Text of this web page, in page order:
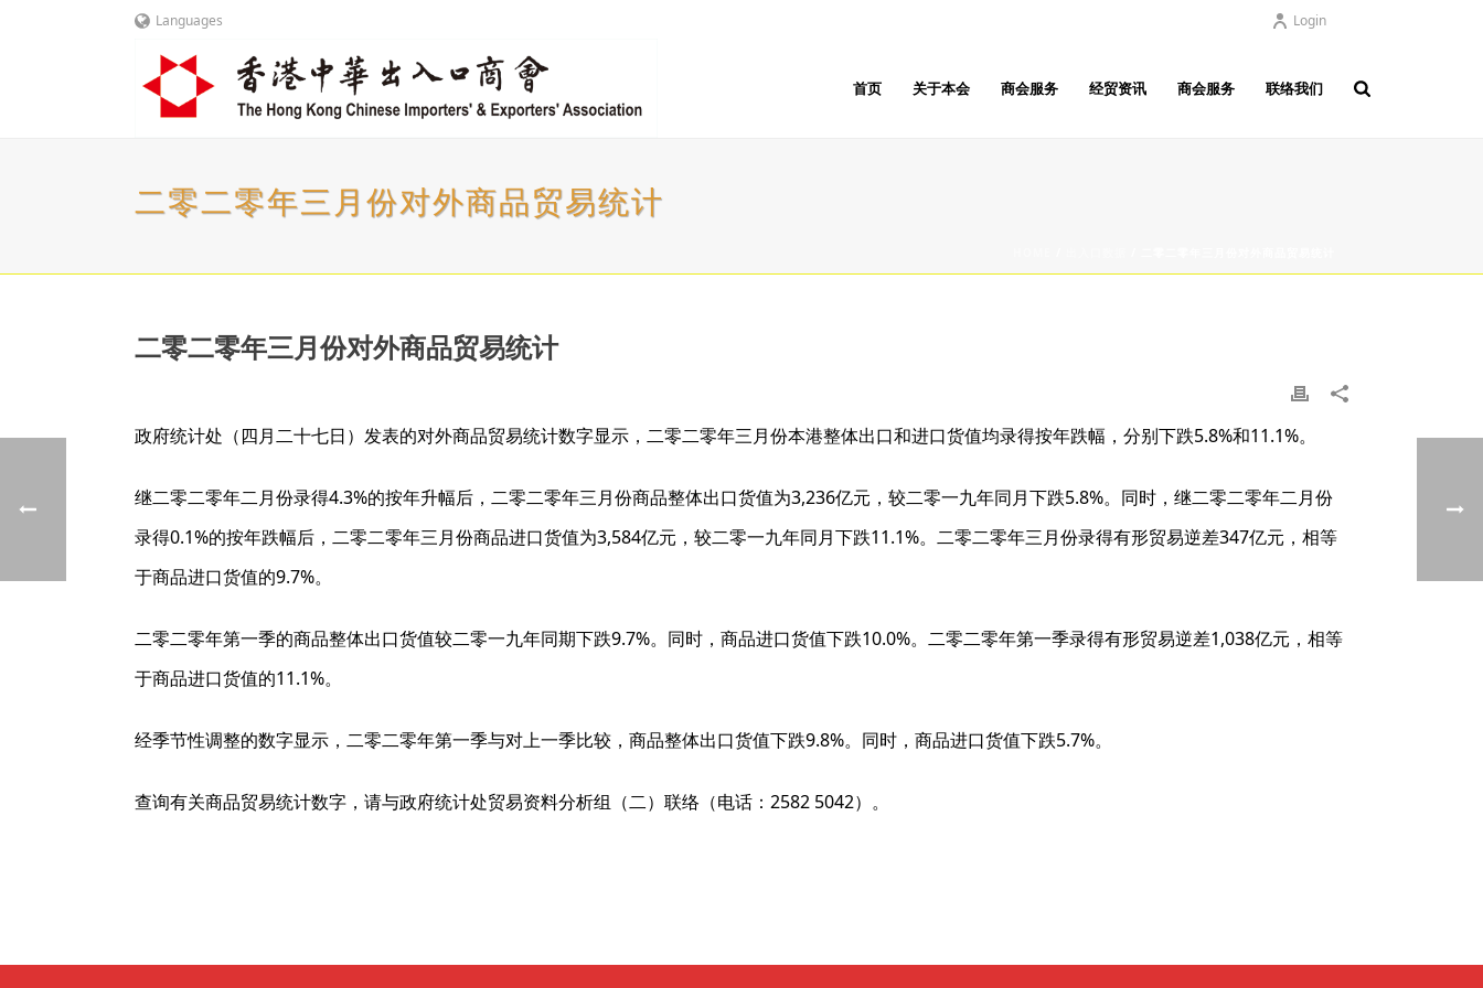
Languages Login
首页 关于本会 商会服务 经贸资讯 商会服务 联络我们
二零二零年三月份对外商品贸易统计
二零二零年三月份对外商品贸易统计
政府统计处（四月二十七日）发表的对外商品贸易统计数字显示，二零二零年三月份本港整体出口和进口货值均录得按年跌幅，分别下跌5.8%和11.1%。
继二零二零年二月份录得4.3%的按年升幅后，二零二零年三月份商品整体出口货值为3,236亿元，较二零一九年同月下跌5.8%。同时，继二零二零年二月份
录得0.1%的按年跌幅后，二零二零年三月份商品进口货值为3,584亿元，较二零一九年同月下跌11.1%。二零二零年三月份录得有形贸易逆差347亿元，相等
于商品进口货值的9.7%。
二零二零年第一季的商品整体出口货值较二零一九年同期下跌9.7%。同时，商品进口货值下跌10.0%。二零二零年第一季录得有形贸易逆差1,038亿元，相等
于商品进口货值的11.1%。
经季节性调整的数字显示，二零二零年第一季与对上一季比较，商品整体出口货值下跌9.8%。同时，商品进口货值下跌5.7%。
查询有关商品贸易统计数字，请与政府统计处贸易资料分析组（二）联络（电话：2582 5042）。